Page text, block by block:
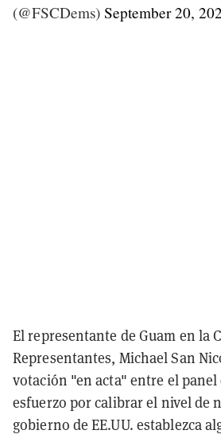
(@FSCDems) September 20,
El representante de Guam en la
Representantes, Michael San
votación "en acta" entre el panel
esfuerzo por calibrar el nivel de
gobierno de EE.UU. establezca